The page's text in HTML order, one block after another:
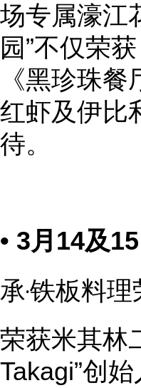
场专属濠江
园”不仅荣
《黑珍珠
红虾及伊比
待。
• 3月14及15
承‧铁板料
荣获米其林
Takagi”创